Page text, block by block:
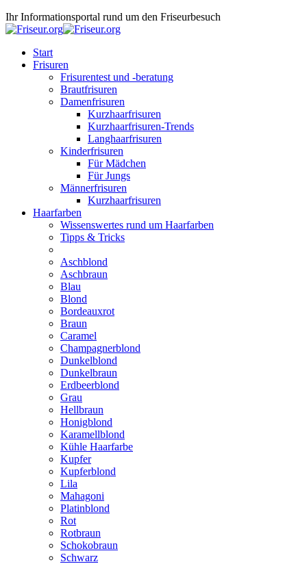
Ihr Informationsportal rund um den Friseurbesuch
Start
Frisuren
Frisurentest und -beratung
Brautfrisuren
Damenfrisuren
Kurzhaarfrisuren
Kurzhaarfrisuren-Trends
Langhaarfrisuren
Kinderfrisuren
Für Mädchen
Für Jungs
Männerfrisuren
Kurzhaarfrisuren
Haarfarben
Wissenswertes rund um Haarfarben
Tipps & Tricks
Aschblond
Aschbraun
Blau
Blond
Bordeauxrot
Braun
Caramel
Champagnerblond
Dunkelblond
Dunkelbraun
Erdbeerblond
Grau
Hellbraun
Honigblond
Karamellblond
Kühle Haarfarbe
Kupfer
Kupferblond
Lila
Mahagoni
Platinblond
Rot
Rotbraun
Schokobraun
Schwarz